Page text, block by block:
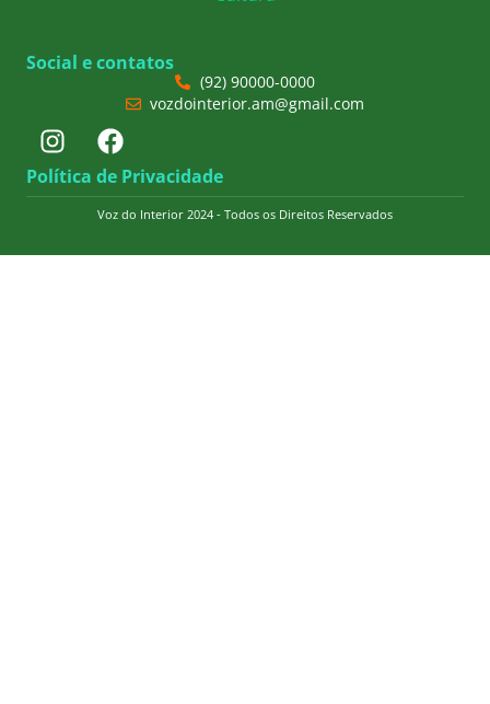
Social e contatos
(92) 90000-0000
vozdointerior.am@gmail.com
Política de Privacidade
Voz do Interior 2024 - Todos os Direitos Reservados